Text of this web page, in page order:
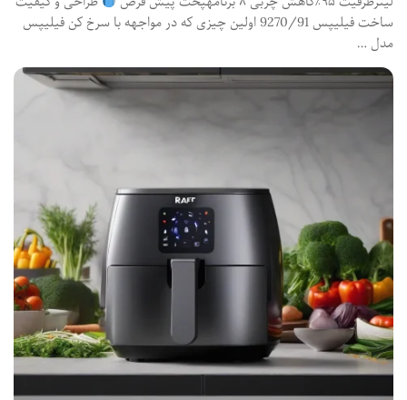
ساخت فیلیپس 9270/91 اولین چیزی که در مواجهه با سرخ کن فیلیپس
مدل …